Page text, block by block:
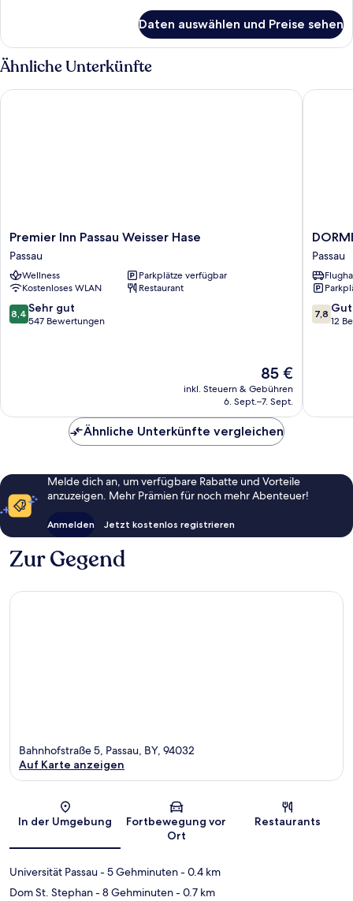
Daten auswählen und Preise sehen
Ähnliche Unterkünfte
Premier
Inn
Passau
Weisser
Hase
Passau
Premier Inn Passau Weisser Hase
Passau
Wellness
Parkplätze verfügbar
Kostenloses WLAN
Restaurant
8.4
von
8,4 Sehr gut
547 Bewertungen
Der
Preis
beträgt
85 €
inkl. Steuern & Gebühren
6. Sept.–7. Sept.
Premier Inn Passau Weisser Hase
Express
Hotel
Passau
Passau
Passau
7.8
von
7,8 Gut
12
Ähnliche Unterkünfte vergleichen
Melde dich an, um verfügbare Rabatte und Vorteile
anzuzeigen. Mehr Prämien für noch mehr Abenteuer!
Anmelden Jetzt kostenlos registrieren
Zur Gegend
Karte
Bahnhofstraße 5, Passau, BY, 94032
Auf Karte anzeigen
In der Umgebung
Fortbewegung vor
Ort
Restaurants
Universität Passau- 5 Gehminuten- 0.4 km
Dom St. Stephan- 8 Gehminuten- 0.7 km